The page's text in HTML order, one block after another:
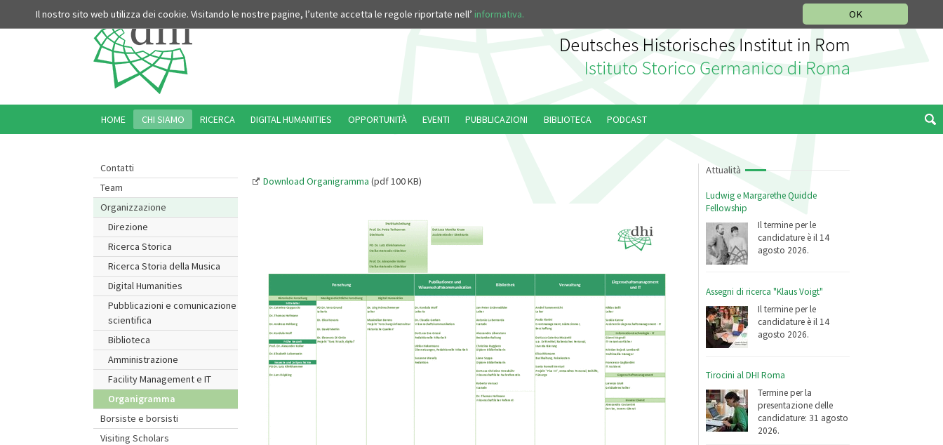
OK
Il nostro sito web utilizza dei cookie. Visitando le nostre pagine, l’utente accetta le regole riportate nell’ informativa.
Contatti
Team
Organizzazione
Direzione
Ricerca Storica
Ricerca Storia della Musica
Digital Humanities
Pubblicazioni e comunicazione
scientifica
Biblioteca
Amministrazione
Facility Management e IT
Organigramma
Borsiste e borsisti
Visiting Scholars
Attualità
Ludwig e Margarethe Quidde
Fellowship
Il termine per le
candidature è il 14
agosto 2026.
Assegni di ricerca "Klaus Voigt"
Il termine per le
candidature è il 14
agosto 2026.
Tirocini al DHI Roma
Termine per la
presentazione delle
candidature: 31 agosto
2026.
Download Organigramma (pdf 100 KB)
HOME CHI SIAMO RICERCA DIGITAL HUMANITIES OPPORTUNITÀ EVENTI PUBBLICAZIONI BIBLIOTECA PODCAST